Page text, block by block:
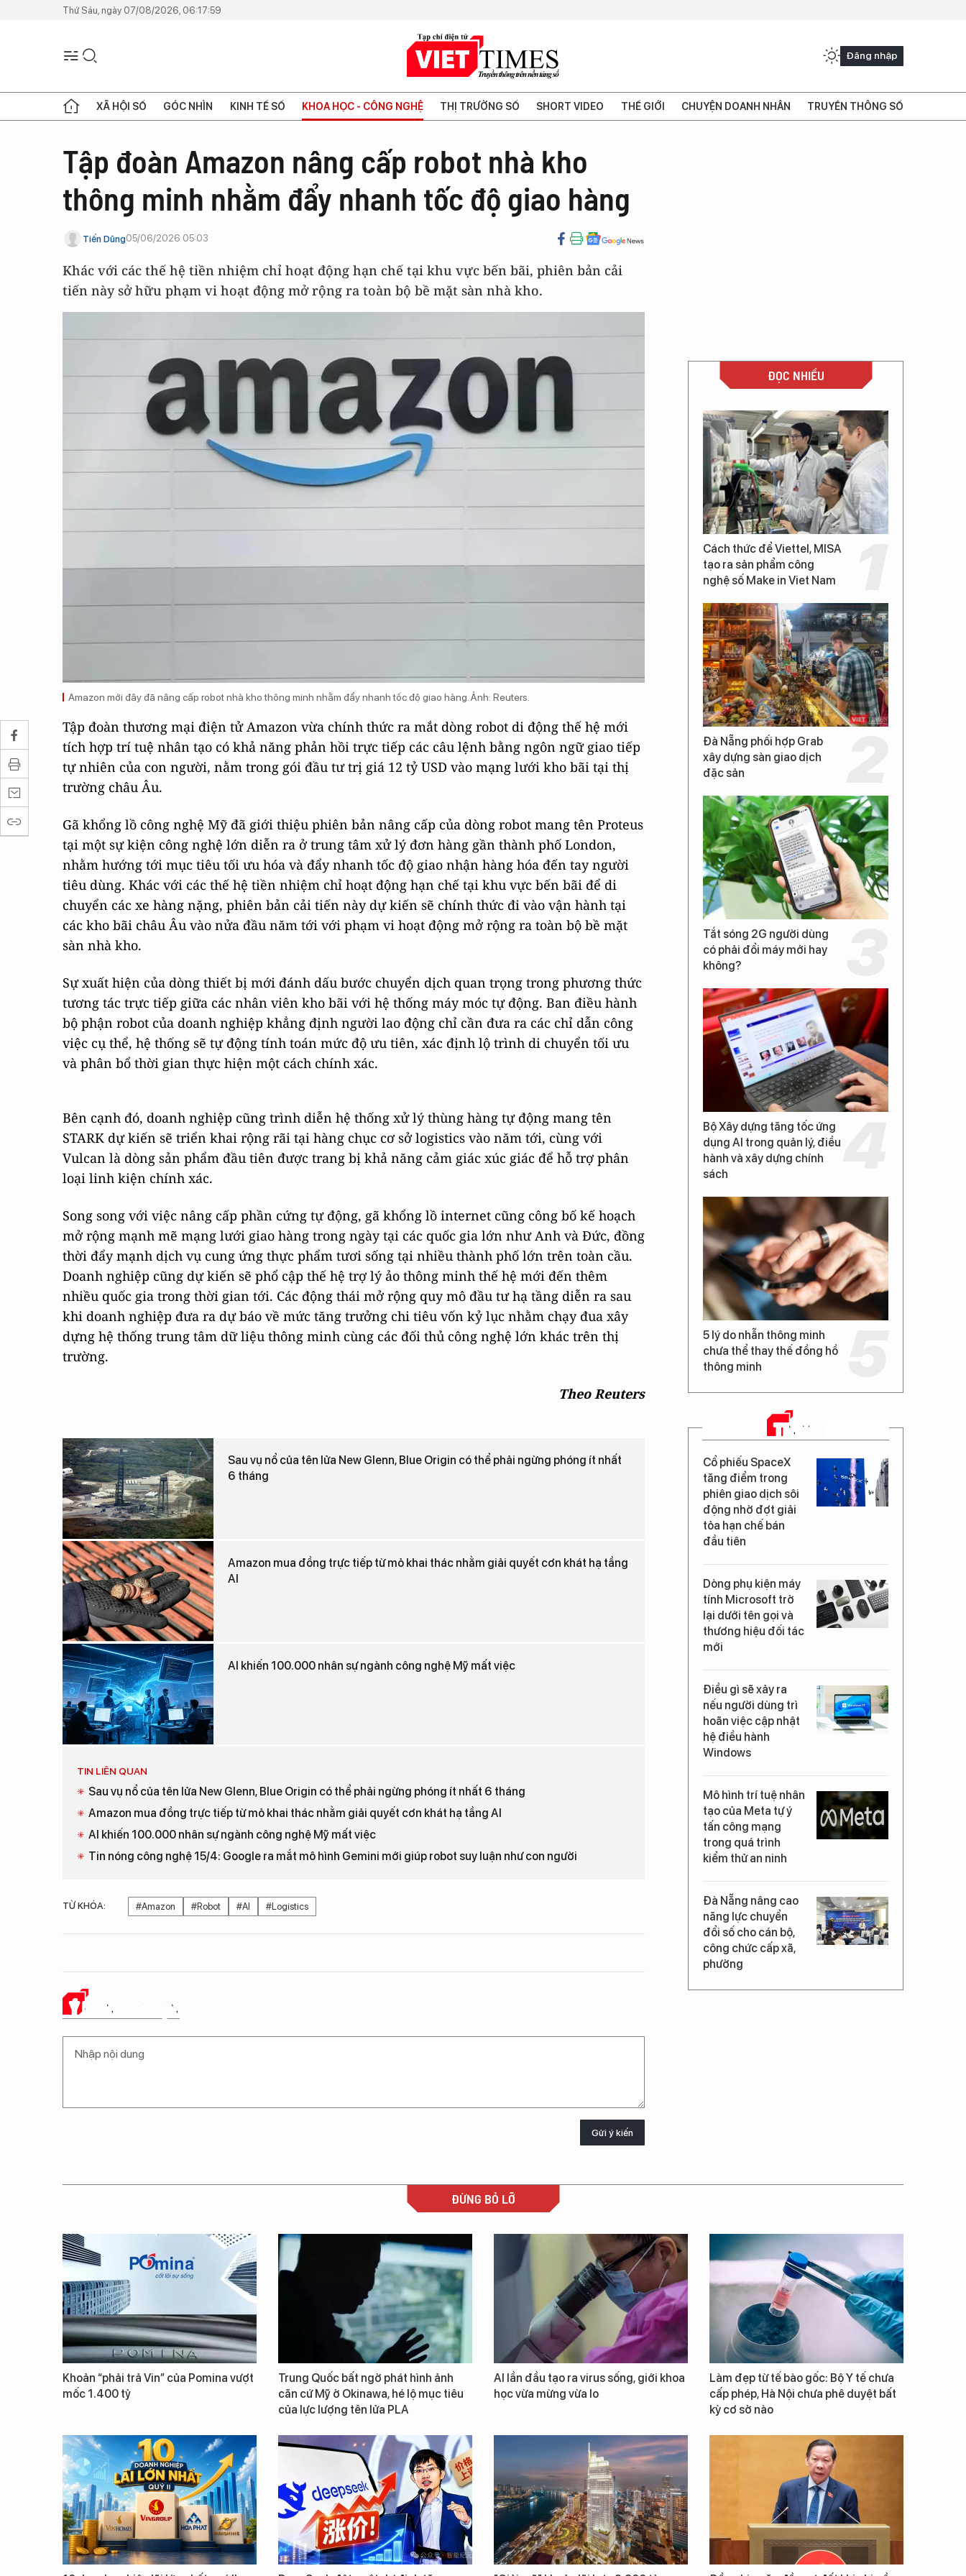
Thứ Sáu, ngày 07/08/2026, 06:17:59
Đăng nhập
XÃ HỘI SỐ GÓC NHÌN KINH TẾ SỐ KHOA HỌC - CÔNG NGHỆ THỊ TRƯỜNG SỐ SHORT VIDEO THẾ GIỚI CHUYỆN DOANH NHÂN TRUYỀN THÔNG SỐ
Tập đoàn Amazon nâng cấp robot nhà kho
thông minh nhằm đẩy nhanh tốc độ giao hàng
Tiến Dũng05/06/2026 05:03
Khác với các thế hệ tiền nhiệm chỉ hoạt động hạn chế tại khu vực bến bãi, phiên bản cải
tiến này sở hữu phạm vi hoạt động mở rộng ra toàn bộ bề mặt sàn nhà kho.
Amazon mới đây đã nâng cấp robot nhà kho thông minh nhằm đẩy nhanh tốc độ giao hàng. Ảnh: Reuters.
Tập đoàn thương mại điện tử Amazon vừa chính thức ra mắt dòng robot di động thế hệ mới
tích hợp trí tuệ nhân tạo có khả năng phản hồi trực tiếp các câu lệnh bằng ngôn ngữ giao tiếp
tự nhiên của con người, nằm trong gói đầu tư trị giá 12 tỷ USD vào mạng lưới kho bãi tại thị
trường châu Âu.
Gã khổng lồ công nghệ Mỹ đã giới thiệu phiên bản nâng cấp của dòng robot mang tên Proteus
tại một sự kiện công nghệ lớn diễn ra ở trung tâm xử lý đơn hàng gần thành phố London,
nhằm hướng tới mục tiêu tối ưu hóa và đẩy nhanh tốc độ giao nhận hàng hóa đến tay người
tiêu dùng. Khác với các thế hệ tiền nhiệm chỉ hoạt động hạn chế tại khu vực bến bãi để di
chuyển các xe hàng nặng, phiên bản cải tiến này dự kiến sẽ chính thức đi vào vận hành tại
các kho bãi châu Âu vào nửa đầu năm tới với phạm vi hoạt động mở rộng ra toàn bộ bề mặt
sàn nhà kho.
Sự xuất hiện của dòng thiết bị mới đánh dấu bước chuyển dịch quan trọng trong phương thức
tương tác trực tiếp giữa các nhân viên kho bãi với hệ thống máy móc tự động. Ban điều hành
bộ phận robot của doanh nghiệp khẳng định người lao động chỉ cần đưa ra các chỉ dẫn công
việc cụ thể, hệ thống sẽ tự động tính toán mức độ ưu tiên, xác định lộ trình di chuyển tối ưu
và phân bổ thời gian thực hiện một cách chính xác.
Bên cạnh đó, doanh nghiệp cũng trình diễn hệ thống xử lý thùng hàng tự động mang tên
STARK dự kiến sẽ triển khai rộng rãi tại hàng chục cơ sở logistics vào năm tới, cùng với
Vulcan là dòng sản phẩm đầu tiên được trang bị khả năng cảm giác xúc giác để hỗ trợ phân
loại linh kiện chính xác.
Song song với việc nâng cấp phần cứng tự động, gã khổng lồ internet cũng công bố kế hoạch
mở rộng mạnh mẽ mạng lưới giao hàng trong ngày tại các quốc gia lớn như Anh và Đức, đồng
thời đẩy mạnh dịch vụ cung ứng thực phẩm tươi sống tại nhiều thành phố lớn trên toàn cầu.
Doanh nghiệp cũng dự kiến sẽ phổ cập thế hệ trợ lý ảo thông minh thế hệ mới đến thêm
nhiều quốc gia trong thời gian tới. Các động thái mở rộng quy mô đầu tư hạ tầng diễn ra sau
khi doanh nghiệp đưa ra dự báo về mức tăng trưởng chi tiêu vốn kỷ lục nhằm chạy đua xây
dựng hệ thống trung tâm dữ liệu thông minh cùng các đối thủ công nghệ lớn khác trên thị
trường.
Theo Reuters
Sau vụ nổ của tên lửa New Glenn, Blue Origin có thể phải ngừng phóng ít nhất
6 tháng
Amazon mua đồng trực tiếp từ mỏ khai thác nhằm giải quyết cơn khát hạ tầng
AI
AI khiến 100.000 nhân sự ngành công nghệ Mỹ mất việc
TIN LIÊN QUAN
Sau vụ nổ của tên lửa New Glenn, Blue Origin có thể phải ngừng phóng ít nhất 6 tháng
Amazon mua đồng trực tiếp từ mỏ khai thác nhằm giải quyết cơn khát hạ tầng AI
AI khiến 100.000 nhân sự ngành công nghệ Mỹ mất việc
Tin nóng công nghệ 15/4: Google ra mắt mô hình Gemini mới giúp robot suy luận như con người
TỪ KHÓA: #Amazon #Robot #AI #Logistics
Ý KIẾN CỦA BẠN
Gửi ý kiến
ĐỌC NHIỀU
Cách thức để Viettel, MISA
tạo ra sản phẩm công
nghệ số Make in Viet Nam
Đà Nẵng phối hợp Grab
xây dựng sàn giao dịch
đặc sản
Tắt sóng 2G người dùng
có phải đổi máy mới hay
không?
Bộ Xây dựng tăng tốc ứng
dụng AI trong quản lý, điều
hành và xây dựng chính
sách
5 lý do nhẫn thông minh
chưa thể thay thế đồng hồ
thông minh
TIN MỚI
Cổ phiếu SpaceX
tăng điểm trong
phiên giao dịch sôi
động nhờ đợt giải
tỏa hạn chế bán
đầu tiên
Dòng phụ kiện máy
tính Microsoft trở
lại dưới tên gọi và
thương hiệu đối tác
mới
Điều gì sẽ xảy ra
nếu người dùng trì
hoãn việc cập nhật
hệ điều hành
Windows
Mô hình trí tuệ nhân
tạo của Meta tự ý
tấn công mạng
trong quá trình
kiểm thử an ninh
Đà Nẵng nâng cao
năng lực chuyển
đổi số cho cán bộ,
công chức cấp xã,
phường
ĐỪNG BỎ LỠ
Khoản “phải trả Vin” của Pomina vượt
mốc 1.400 tỷ
Trung Quốc bất ngờ phát hình ảnh
căn cứ Mỹ ở Okinawa, hé lộ mục tiêu
của lực lượng tên lửa PLA
AI lần đầu tạo ra virus sống, giới khoa
học vừa mừng vừa lo
Làm đẹp từ tế bào gốc: Bộ Y tế chưa
cấp phép, Hà Nội chưa phê duyệt bất
kỳ cơ sở nào